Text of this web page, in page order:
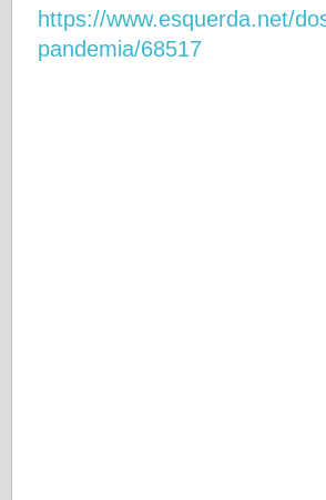
https://www.esquerda.net/
pandemia/68517